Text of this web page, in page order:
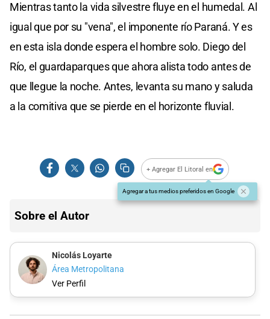
Mientras tanto la vida silvestre fluye en el humedal. Al
igual que por su "vena", el imponente río Paraná. Y es
en esta isla donde espera el hombre solo. Diego del
Río, el guardaparques que ahora alista todo antes de
que llegue la noche. Antes, levanta su mano y saluda
a la comitiva que se pierde en el horizonte fluvial.
+ Agregar El Litoral en
Agregar a tus medios preferidos en Google
Sobre el Autor
Nicolás Loyarte
Área Metropolitana
Ver Perfil